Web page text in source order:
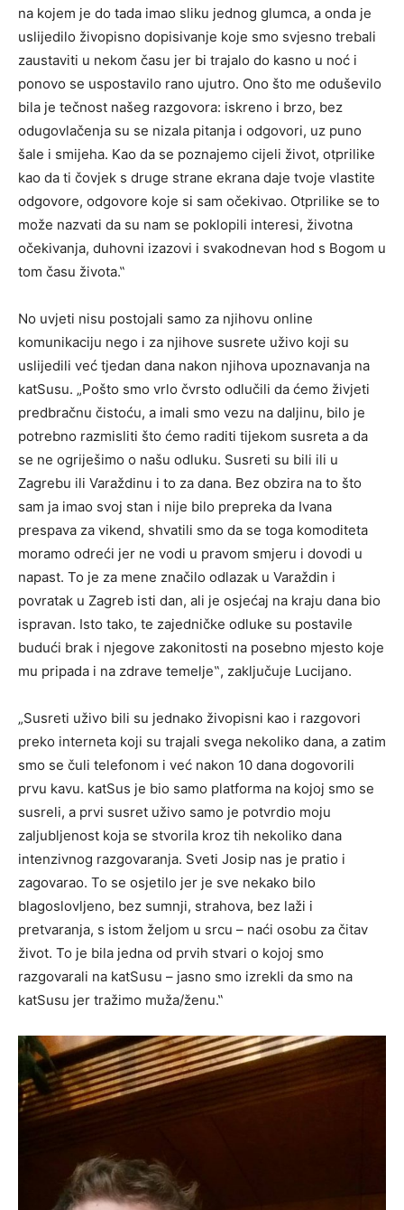
na kojem je do tada imao sliku jednog glumca, a onda je
uslijedilo živopisno dopisivanje koje smo svjesno trebali
zaustaviti u nekom času jer bi trajalo do kasno u noć i
ponovo se uspostavilo rano ujutro. Ono što me oduševilo
bila je tečnost našeg razgovora: iskreno i brzo, bez
odugovlačenja su se nizala pitanja i odgovori, uz puno
šale i smijeha. Kao da se poznajemo cijeli život, otprilike
kao da ti čovjek s druge strane ekrana daje tvoje vlastite
odgovore, odgovore koje si sam očekivao. Otprilike se to
može nazvati da su nam se poklopili interesi, životna
očekivanja, duhovni izazovi i svakodnevan hod s Bogom u
tom času života.‟
No uvjeti nisu postojali samo za njihovu online
komunikaciju nego i za njihove susrete uživo koji su
uslijedili već tjedan dana nakon njihova upoznavanja na
katSusu. „Pošto smo vrlo čvrsto odlučili da ćemo živjeti
predbračnu čistoću, a imali smo vezu na daljinu, bilo je
potrebno razmisliti što ćemo raditi tijekom susreta a da
se ne ogriješimo o našu odluku. Susreti su bili ili u
Zagrebu ili Varaždinu i to za dana. Bez obzira na to što
sam ja imao svoj stan i nije bilo prepreka da Ivana
prespava za vikend, shvatili smo da se toga komoditeta
moramo odreći jer ne vodi u pravom smjeru i dovodi u
napast. To je za mene značilo odlazak u Varaždin i
povratak u Zagreb isti dan, ali je osjećaj na kraju dana bio
ispravan. Isto tako, te zajedničke odluke su postavile
budući brak i njegove zakonitosti na posebno mjesto koje
mu pripada i na zdrave temelje‟, zaključuje Lucijano.
„Susreti uživo bili su jednako živopisni kao i razgovori
preko interneta koji su trajali svega nekoliko dana, a zatim
smo se čuli telefonom i već nakon 10 dana dogovorili
prvu kavu. katSus je bio samo platforma na kojoj smo se
susreli, a prvi susret uživo samo je potvrdio moju
zaljubljenost koja se stvorila kroz tih nekoliko dana
intenzivnog razgovaranja. Sveti Josip nas je pratio i
zagovarao. To se osjetilo jer je sve nekako bilo
blagoslovljeno, bez sumnji, strahova, bez laži i
pretvaranja, s istom željom u srcu – naći osobu za čitav
život. To je bila jedna od prvih stvari o kojoj smo
razgovarali na katSusu – jasno smo izrekli da smo na
katSusu jer tražimo muža/ženu.‟